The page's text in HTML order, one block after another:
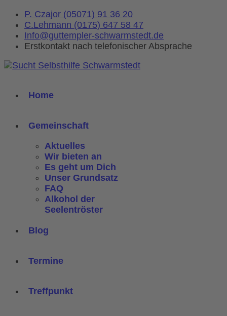
P. Czajor (05071) 91 36 20
C.Lehmann (0175) 647 58 47
Info@guttempler-schwarmstedt.de
Erstkontakt nach telefonischer Absprache
Home
Gemeinschaft
Aktuelles
Wir bieten an
Es geht um Dich
Unser Grundsatz
FAQ
Alkohol der
Seelentröster
Blog
Termine
Treffpunkt